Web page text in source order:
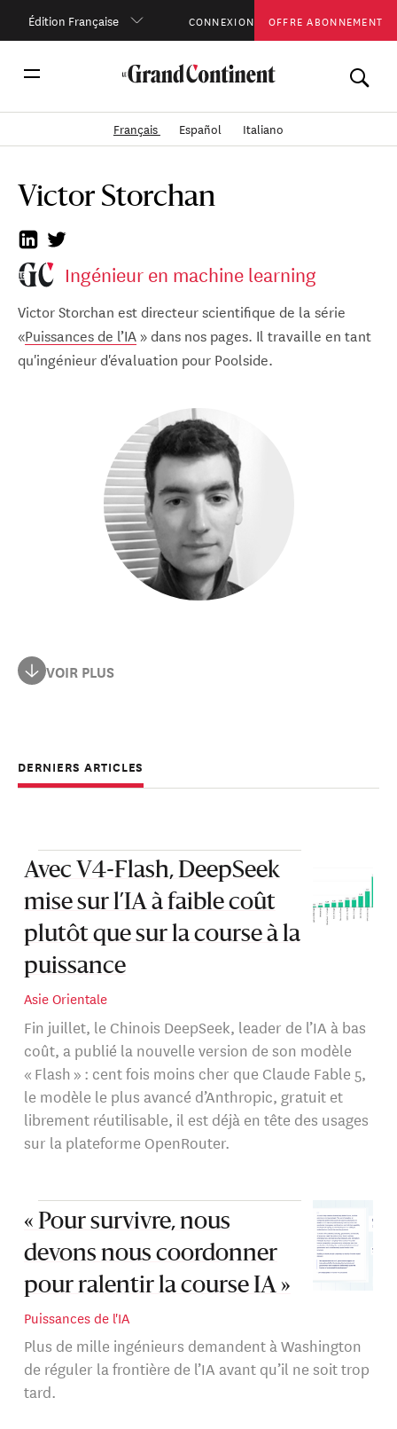
Édition Française CONNEXION OFFRE ABONNEMENT
Français Español Italiano
Victor Storchan
Ingénieur en machine learning
Victor Storchan est directeur scientifique de la série
«Puissances de l’IA» dans nos pages. Il travaille en tant
qu'ingénieur d'évaluation pour Poolside.
Victor Storchan a été ingénieur en machine learning et
vice-président de l'IA et du machine learning chez JP
Computational and Mathematical Engineering.
dans le secteur financier et sur l’explicabilité des
algorithmes d’IA ainsi que sur leur robustesse d’un point
de vue technique et de stratégie commerciale. Il
développe des produits pour les services financiers aux
États-Unis et en Europe.
Il a précédemment travaillé en tant qu’assistant
d’enseignement à Stanford University en Californie, en
tant qu’ingénieur logiciel pour Adobe, et en tant que
spécialiste données pour BNP Paribas.
VOIR PLUS
DERNIERS ARTICLES
Avec V4-Flash, DeepSeek
mise sur l’IA à faible coût
plutôt que sur la course à la
puissance
Asie Orientale
Fin juillet, le Chinois DeepSeek, leader de l’IA à bas
coût, a publié la nouvelle version de son modèle
« Flash » : cent fois moins cher que Claude Fable 5,
le modèle le plus avancé d’Anthropic, gratuit et
librement réutilisable, il est déjà en tête des usages
sur la plateforme OpenRouter.
« Pour survivre, nous
devons nous coordonner
pour ralentir la course IA »
Puissances de l'IA
Plus de mille ingénieurs demandent à Washington
de réguler la frontière de l’IA avant qu’il ne soit trop
tard.